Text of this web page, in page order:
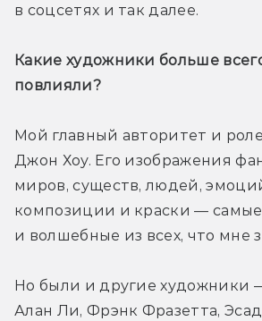
в соцсетях и так далее.
Какие художники больше
повлияли?
Мой главный авторитет и
Джон Хоу. Его изображения
миров, существ, людей,
композиции и краски —
и волшебные из всех, что мне
Но были и другие художники
Алан Ли, Фрэнк Фразетта,